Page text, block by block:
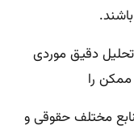
دقیق موردی
ممکن را
مختلف حقوقی و